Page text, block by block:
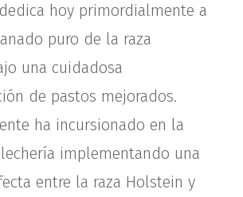
hoy primordialmente a
puro de la raza
una cuidadosa
de pastos mejorados.
ha incursionado en la
implementando una
entre la raza Holstein y